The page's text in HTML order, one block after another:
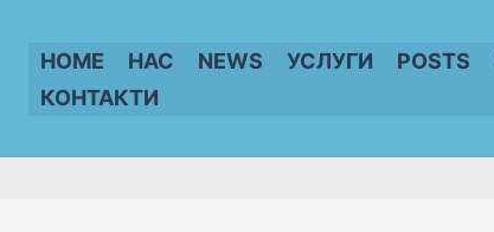
HOME НАС NEWS УСЛУГИ POSTS
КОНТАКТИ